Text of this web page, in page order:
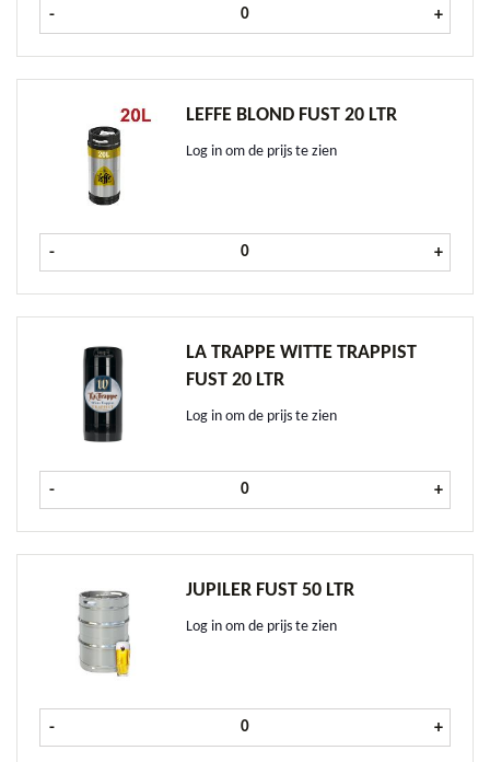
- Hoegaarden Rosée fust 20 ltr
+
LEFFE BLOND FUST 20 LTR
Log in om de prijs te zien
- Leffe Blond fust 20 ltr aantal+
LA TRAPPE WITTE TRAPPIST
FUST 20 LTR
Log in om de prijs te zien
- La Trappe Witte Trappist fust 20
+
JUPILER FUST 50 LTR
Log in om de prijs te zien
- Jupiler fust 50 ltr aantal +